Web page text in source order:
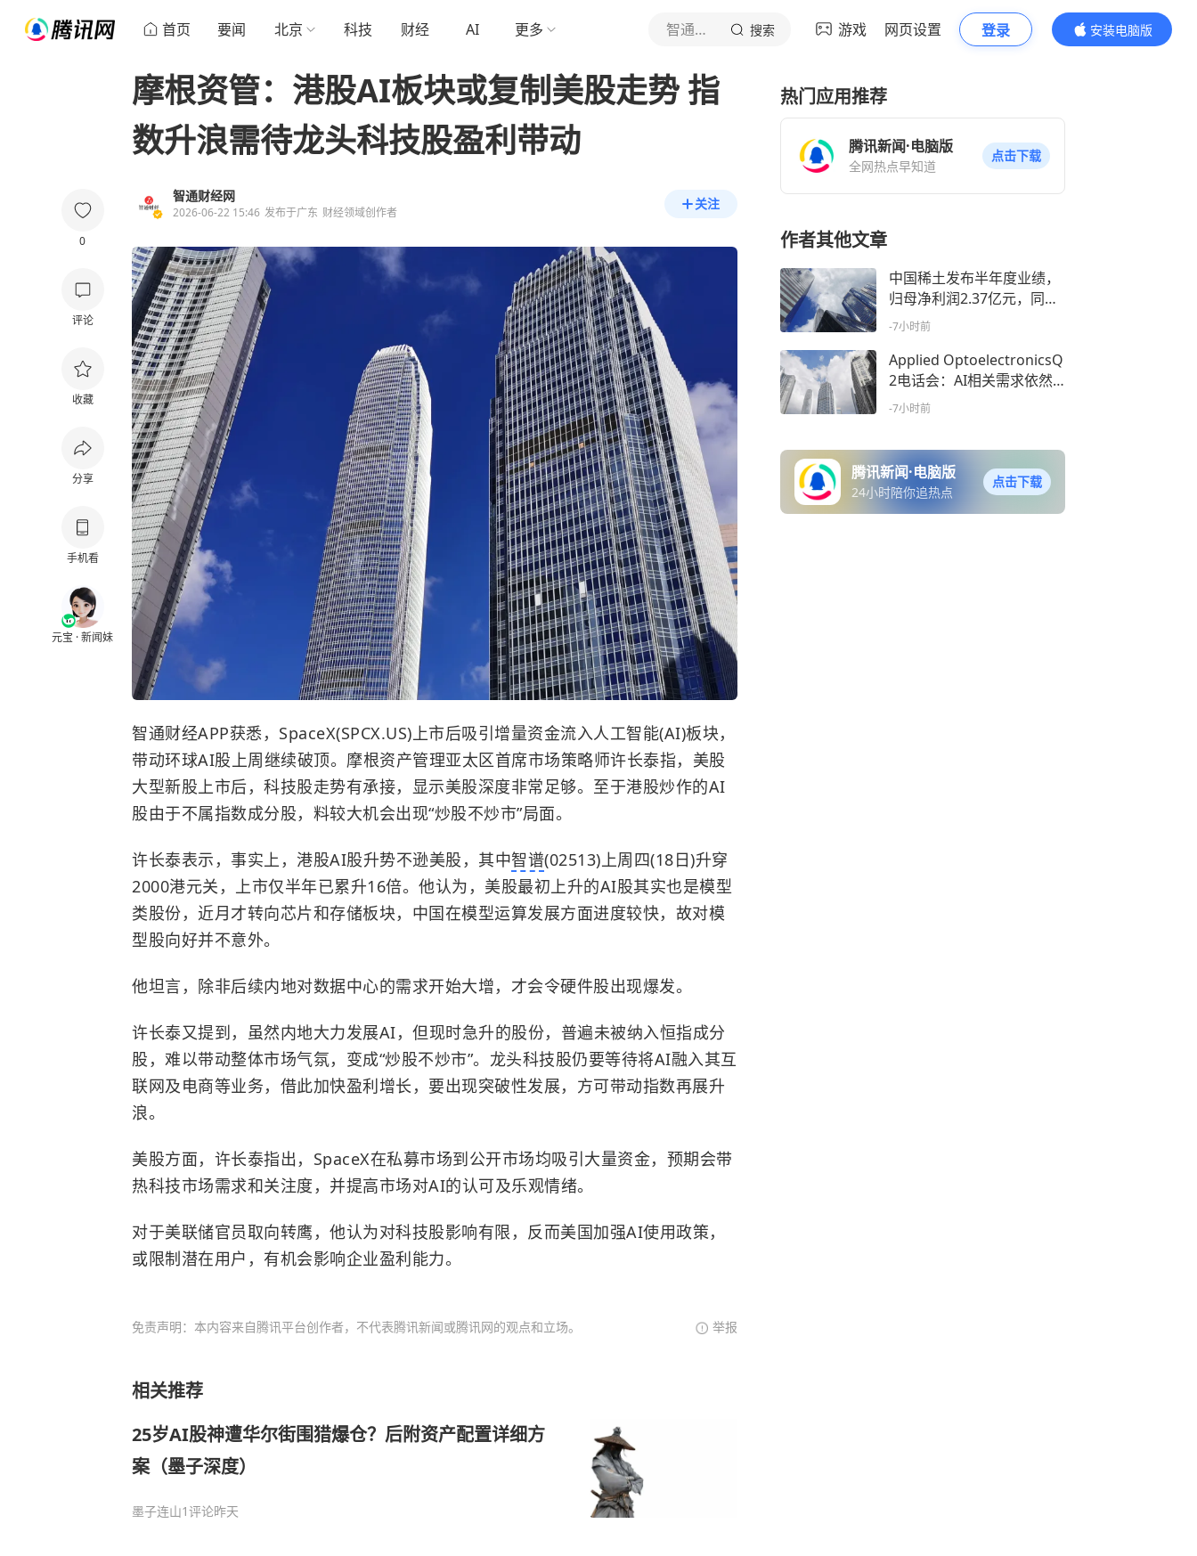
首页 要闻 北京 科技 财经 AI 更多 智通财经网 搜索 游戏 网页设置 登录
安装电脑版
内容更精彩
0
评论
收藏
分享
手机看
元宝 · 新闻妹
摩根资管：港股AI板块或复制美股走势 指
数升浪需待龙头科技股盈利带动
智通财经网
2026-06-22 15:46 发布于广东 财经领域创作者
关注
智通财经APP获悉，SpaceX(SPCX.US)上市后吸引增量资金流入人工智能(AI)板块，
带动环球AI股上周继续破顶。摩根资产管理亚太区首席市场策略师许长泰指，美股
大型新股上市后，科技股走势有承接，显示美股深度非常足够。至于港股炒作的AI
股由于不属指数成分股，料较大机会出现“炒股不炒市”局面。
许长泰表示，事实上，港股AI股升势不逊美股，其中智谱(02513)上周四(18日)升穿
2000港元关，上市仅半年已累升16倍。他认为，美股最初上升的AI股其实也是模型
类股份，近月才转向芯片和存储板块，中国在模型运算发展方面进度较快，故对模
型股向好并不意外。
他坦言，除非后续内地对数据中心的需求开始大增，才会令硬件股出现爆发。
许长泰又提到，虽然内地大力发展AI，但现时急升的股份，普遍未被纳入恒指成分
股，难以带动整体市场气氛，变成“炒股不炒市”。龙头科技股仍要等待将AI融入其互
联网及电商等业务，借此加快盈利增长，要出现突破性发展，方可带动指数再展升
浪。
美股方面，许长泰指出，SpaceX在私募市场到公开市场均吸引大量资金，预期会带
热科技市场需求和关注度，并提高市场对AI的认可及乐观情绪。
对于美联储官员取向转鹰，他认为对科技股影响有限，反而美国加强AI使用政策，
或限制潜在用户，有机会影响企业盈利能力。
免责声明：本内容来自腾讯平台创作者，不代表腾讯新闻或腾讯网的观点和立场。 举报
相关推荐
25岁AI股神遭华尔街围猎爆仓？后附资产配置详细方
案（墨子深度）
墨子连山1评论昨天
热门应用推荐
腾讯新闻·电脑版
全网热点早知道
点击下载
作者其他文章
中国稀土发布半年度业绩，
归母净利润2.37亿元，同比
增长46.53%
-7小时前
Applied OptoelectronicsQ
2电话会：AI相关需求依然
强劲 产能及关键器件供应成
-7小时前
腾讯新闻·电脑版
24小时陪你追热点
点击下载